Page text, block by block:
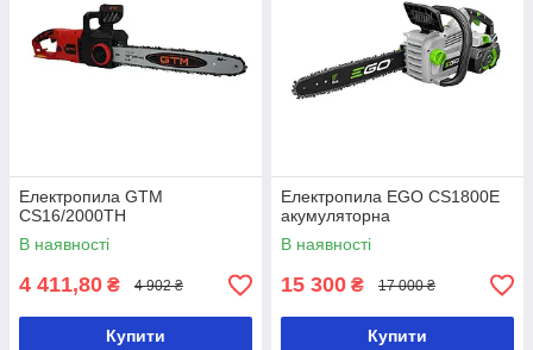
Електропила GTM
CS16/2000ТН
В наявності
4 411,80 ₴ 4 902 ₴
Купити
Електропила EGO CS1800E
акумуляторна
В наявності
15 300 ₴ 17 000 ₴
Купити